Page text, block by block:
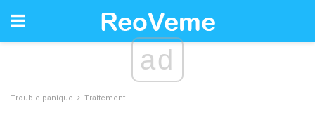
ad
Trouble panique Traitement